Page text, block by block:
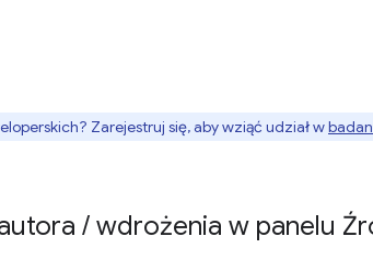
Zarejestruj się, aby wziąć udział w
/ wdrożenia w panelu